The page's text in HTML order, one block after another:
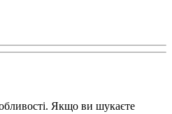
Якщо ви шукаєте